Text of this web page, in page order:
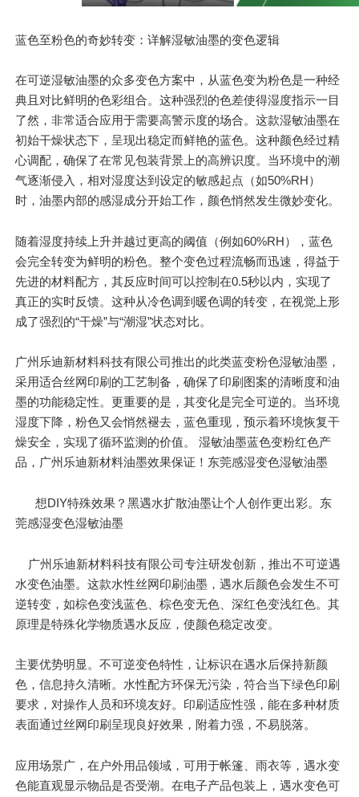
蓝色至粉色的奇妙转变：详解湿敏油墨的变色逻辑
在可逆湿敏油墨的众多变色方案中，从蓝色变为粉色是一种经
典且对比鲜明的色彩组合。这种强烈的色差使得湿度指示一目
了然，非常适合应用于需要高警示度的场合。这款湿敏油墨在
初始干燥状态下，呈现出稳定而鲜艳的蓝色。这种颜色经过精
心调配，确保了在常见包装背景上的高辨识度。当环境中的潮
气逐渐侵入，相对湿度达到设定的敏感起点（如50%RH）
时，油墨内部的感湿成分开始工作，颜色悄然发生微妙变化。
随着湿度持续上升并越过更高的阈值（例如60%RH），蓝色
会完全转变为鲜明的粉色。整个变色过程流畅而迅速，得益于
先进的材料配方，其反应时间可以控制在0.5秒以内，实现了
真正的实时反馈。这种从冷色调到暖色调的转变，在视觉上形
成了强烈的“干燥”与“潮湿”状态对比。
广州乐迪新材料科技有限公司推出的此类蓝变粉色湿敏油墨，
采用适合丝网印刷的工艺制备，确保了印刷图案的清晰度和油
墨的功能稳定性。更重要的是，其变化是完全可逆的。当环境
湿度下降，粉色又会悄然褪去，蓝色重现，预示着环境恢复干
燥安全，实现了循环监测的价值。 湿敏油墨蓝色变粉红色产
品，广州乐迪新材料油墨效果保证！东莞感湿变色湿敏油墨
想DIY特殊效果？黑遇水扩散油墨让个人创作更出彩。东
莞感湿变色湿敏油墨
广州乐迪新材料科技有限公司专注研发创新，推出不可逆遇
水变色油墨。这款水性丝网印刷油墨，遇水后颜色会发生不可
逆转变，如棕色变浅蓝色、棕色变无色、深红色变浅红色。其
原理是特殊化学物质遇水反应，使颜色稳定改变。
主要优势明显。不可逆变色特性，让标识在遇水后保持新颜
色，信息持久清晰。水性配方环保无污染，符合当下绿色印刷
要求，对操作人员和环境友好。印刷适应性强，能在多种材质
表面通过丝网印刷呈现良好效果，附着力强，不易脱落。
应用场景广，在户外用品领域，可用于帐篷、雨衣等，遇水变
色能直观显示物品是否受潮。在电子产品包装上，遇水变色可